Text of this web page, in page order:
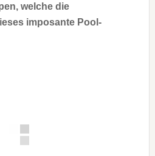
welche die
imposante Pool-